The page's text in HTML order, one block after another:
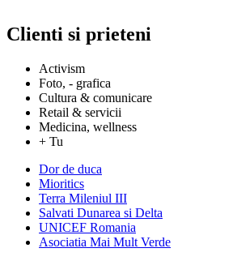
Clienti si prieteni
Activism
Foto, - grafica
Cultura & comunicare
Retail & servicii
Medicina, wellness
+ Tu
Dor de duca
Mioritics
Terra Mileniul III
Salvati Dunarea si Delta
UNICEF Romania
Asociatia Mai Mult Verde